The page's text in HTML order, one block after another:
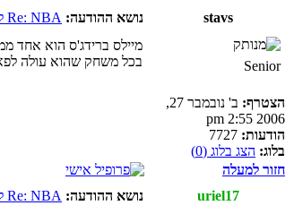
stavs
נושא ההודעה: Re: NBA לראשון
Senior
הצטרף:
ב' נובמבר 27,
2006 2:55 pm
הודעות:
בלוג: הצג בלוג (0)
מיילס ברידג'ס הוא אחד
בכל משחק שהוא עולה
חזור למעלה
uriel17
נושא ההודעה: Re: NBA לראשון